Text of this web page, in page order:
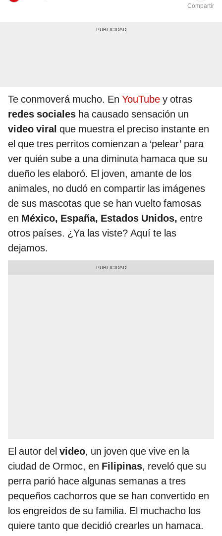
Compartir
Te conmoverá mucho. En YouTube y otras
redes sociales ha causado sensación un
video viral que muestra el preciso instante en
el que tres perritos comienzan a ‘pelear’ para
ver quién sube a una diminuta hamaca que su
dueño les elaboró. El joven, amante de los
animales, no dudó en compartir las imágenes
de sus mascotas que se han vuelto famosas
en México, España, Estados Unidos, entre
otros países. ¿Ya las viste? Aquí te las
dejamos.
El autor del video, un joven que vive en la
ciudad de Ormoc, en Filipinas, reveló que su
perra parió hace algunas semanas a tres
pequeños cachorros que se han convertido en
los engreídos de su familia. El muchacho los
quiere tanto que decidió crearles un hamaca.